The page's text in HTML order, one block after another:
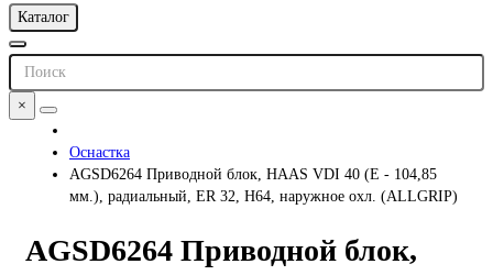
Каталог
×
Оснастка
AGSD6264 Приводной блок, HAAS VDI 40 (E - 104,85
мм.), радиальный, ER 32, H64, наружное охл. (ALLGRIP)
AGSD6264 Приводной блок,